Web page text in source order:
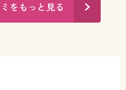
をもっと見る